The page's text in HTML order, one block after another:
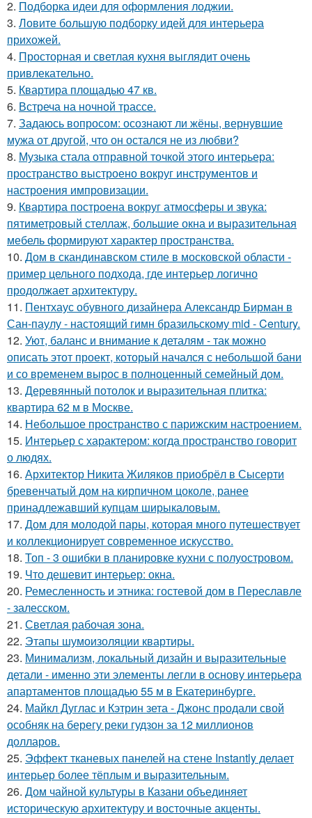
2. Подборка идеи для оформления лоджии.
3. Ловите большую подборку идей для интерьера
прихожей.
4. Просторная и светлая кухня выглядит очень
привлекательно.
5. Квартира площадью 47 кв.
6. Встреча на ночной трассе.
7. Задаюсь вопросом: осознают ли жёны, вернувшие
мужа от другой, что он остался не из любви?
8. Музыка стала отправной точкой этого интерьера:
пространство выстроено вокруг инструментов и
настроения импровизации.
9. Квартира построена вокруг атмосферы и звука:
пятиметровый стеллаж, большие окна и выразительная
мебель формируют характер пространства.
10. Дом в скандинавском стиле в московской области -
пример цельного подхода, где интерьер логично
продолжает архитектуру.
11. Пентхаус обувного дизайнера Александр Бирман в
Сан-паулу - настоящий гимн бразильскому mid - Century.
12. Уют, баланс и внимание к деталям - так можно
описать этот проект, который начался с небольшой бани
и со временем вырос в полноценный семейный дом.
13. Деревянный потолок и выразительная плитка:
квартира 62 м в Москве.
14. Небольшое пространство с парижским настроением.
15. Интерьер с характером: когда пространство говорит
о людях.
16. Архитектор Никита Жиляков приобрёл в Сысерти
бревенчатый дом на кирпичном цоколе, ранее
принадлежавший купцам ширыкаловым.
17. Дом для молодой пары, которая много путешествует
и коллекционирует современное искусство.
18. Топ - 3 ошибки в планировке кухни с полуостровом.
19. Что дешевит интерьер: окна.
20. Ремесленность и этника: гостевой дом в Переславле
- залесском.
21. Светлая рабочая зона.
22. Этапы шумоизоляции квартиры.
23. Минимализм, локальный дизайн и выразительные
детали - именно эти элементы легли в основу интерьера
апартаментов площадью 55 м в Екатеринбурге.
24. Майкл Дуглас и Кэтрин зета - Джонс продали свой
особняк на берегу реки гудзон за 12 миллионов
долларов.
25. Эффект тканевых панелей на стене Instantly делает
интерьер более тёплым и выразительным.
26. Дом чайной культуры в Казани объединяет
историческую архитектуру и восточные акценты.